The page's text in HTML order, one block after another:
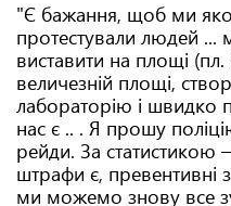
"Є бажання, щоб ми
протестували людей ...
виставити на площі
величезній площі,
лабораторію і швидко
нас є .. . Я прошу
рейди. За
штрафи є, превентивні
ми можемо знову все